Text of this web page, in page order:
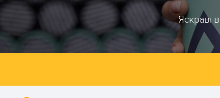
Яскраві